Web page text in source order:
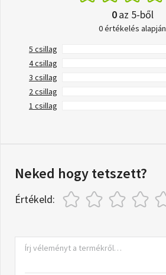
0az 5-ből
0 értékelés alapján
5 csillag
4 csillag
3 csillag
2 csillag
1 csillag
Neked hogy tetszett?
Értékeld: